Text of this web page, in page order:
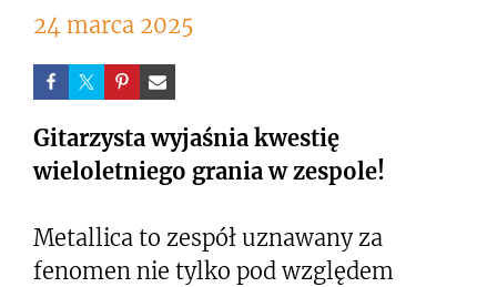
24 marca 2025
Gitarzysta wyjaśnia kwestię
wieloletniego grania w zespole!
Metallica to zespół uznawany za
fenomen nie tylko pod względem